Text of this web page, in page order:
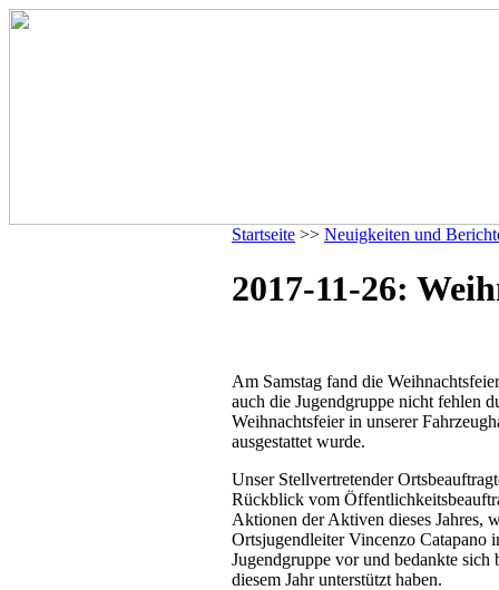
Startseite >> Neuigkeiten und
2017-11-26:
Am Samstag fand die
auch die Jugendgruppe nicht fehlen
Weihnachtsfeier in unserer
ausgestattet wurde.
Unser Stellvertretender
Rückblick vom
Aktionen der Aktiven dieses Jahres,
Ortsjugendleiter Vincenzo Catapano
Jugendgruppe vor und bedankte
diesem Jahr unterstützt haben.